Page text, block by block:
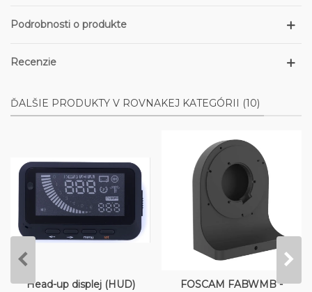
Podrobnosti o produkte
Recenzie
ĎALŠIE PRODUKTY V ROVNAKEJ KATEGÓRII (10)
Head-up displej (HUD)
FOSCAM FABWMB -